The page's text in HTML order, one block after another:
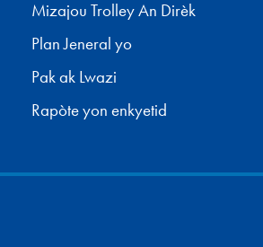
Mizajou Trolley An Dirèk
Plan Jeneral yo
Pak ak Lwazi
Rapòte yon enkyetid